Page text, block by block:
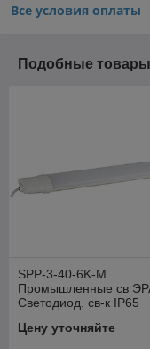
Все условия оплаты
Подобные
SPP-3-40-6K-M
Промышленные св
Светодиод. св-к IP65
1262х75х35 36Вт
6500К матовый
Цену уточняйте